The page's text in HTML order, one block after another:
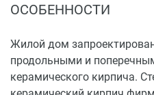
ОСОБЕННОСТИ
Жилой дом
продольными и
керамического кирпича.